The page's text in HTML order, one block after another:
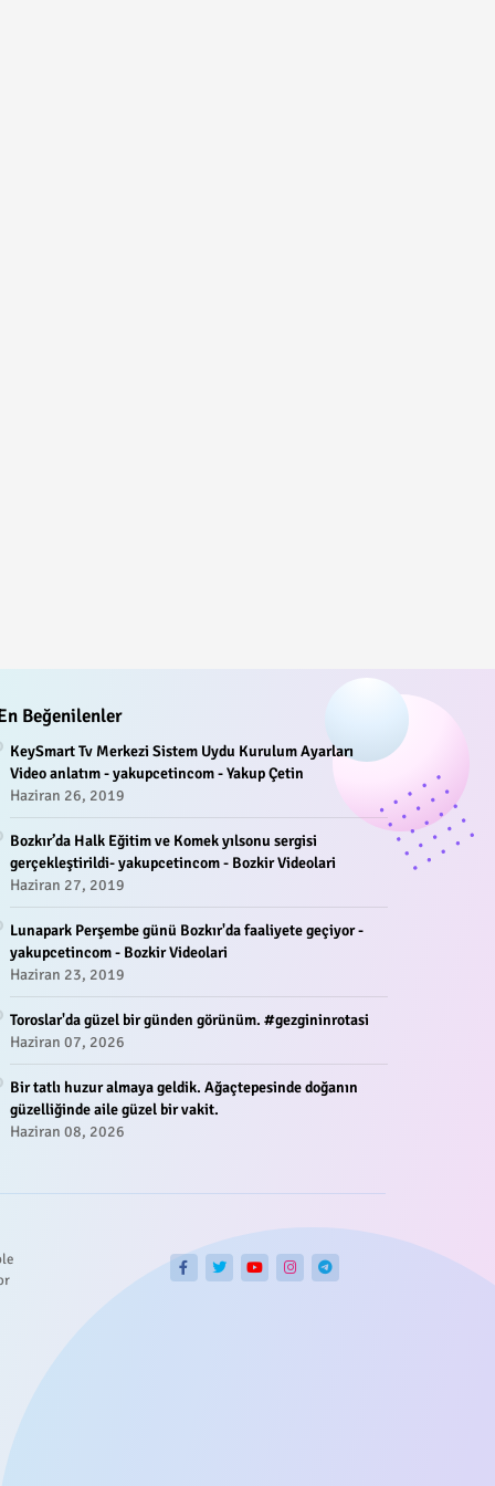
Beğenilenler
KeySmart Tv Merkezi Sistem Uydu Kurulum Ayarları
Video anlatım - yakupcetincom - Yakup Çetin
Haziran 26, 2019
Bozkır’da Halk Eğitim ve Komek yılsonu sergisi
gerçekleştirildi- yakupcetincom - Bozkir Videolari
Haziran 27, 2019
Lunapark Perşembe günü Bozkır'da faaliyete geçiyor -
yakupcetincom - Bozkir Videolari
Haziran 23, 2019
Toroslar'da güzel bir günden görünüm. #gezgininrotasi
Haziran 07, 2026
Bir tatlı huzur almaya geldik. Ağaçtepesinde doğanın
güzelliğinde aile güzel bir vakit.
Haziran 08, 2026